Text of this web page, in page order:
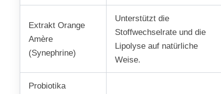
Extrakt Orange
Amère
(Synephrine)
Unterstützt die
Stoffwechselrate und die
Lipolyse auf natürliche
Weise.
Probiotika